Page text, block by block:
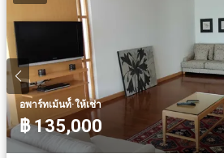
อพาร์ทเม้นท์์·ให้เช่า
฿ 135,000